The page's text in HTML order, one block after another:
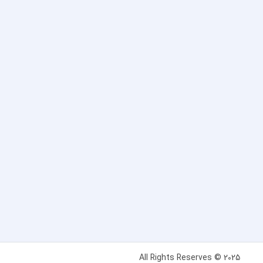
All Rights Reserves © 2025